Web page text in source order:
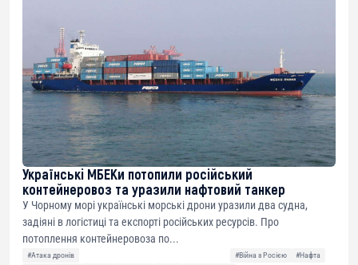
Українські МБЕКи потопили російський
контейнеровоз та уразили нафтовий танкер
У Чорному морі українські морські дрони уразили два судна,
задіяні в логістиці та експорті російських ресурсів. Про
потоплення контейнеровоза по...
#Атака дронів #Війна з Росією
#Нафта